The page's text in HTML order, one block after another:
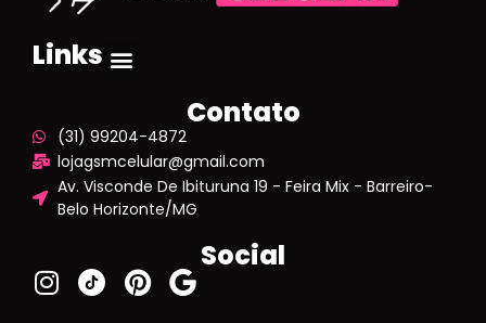
Links
Contato
(31) 99204-4872
lojagsmcelular@gmail.com
Av. Visconde De Ibituruna 19 - Feira Mix - Barreiro-
Belo Horizonte/MG
Social